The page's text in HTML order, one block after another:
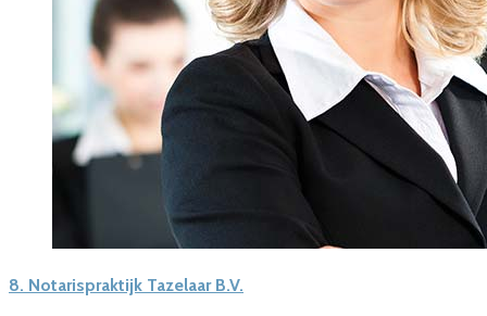
8. Notarispraktijk Tazelaar B.V.